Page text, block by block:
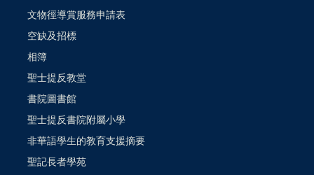
文物徑導賞服務申請表
空缺及招標
相簿
聖士提反教堂
書院圖書館
聖士提反書院附屬小學
非華語學生的教育支援摘要
聖記長者學苑